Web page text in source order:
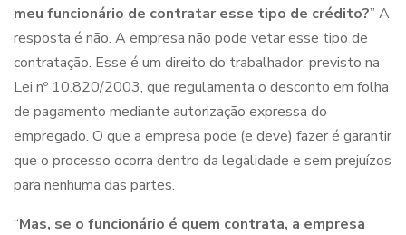
meu funcionário de contratar esse tipo de crédito?” A
resposta é não. A empresa não pode vetar esse tipo de
contratação. Esse é um direito do trabalhador, previsto na
Lei nº 10.820/2003, que regulamenta o desconto em folha
de pagamento mediante autorização expressa do
empregado. O que a empresa pode (e deve) fazer é garantir
que o processo ocorra dentro da legalidade e sem prejuízos
para nenhuma das partes.
“Mas, se o funcionário é quem contrata, a empresa